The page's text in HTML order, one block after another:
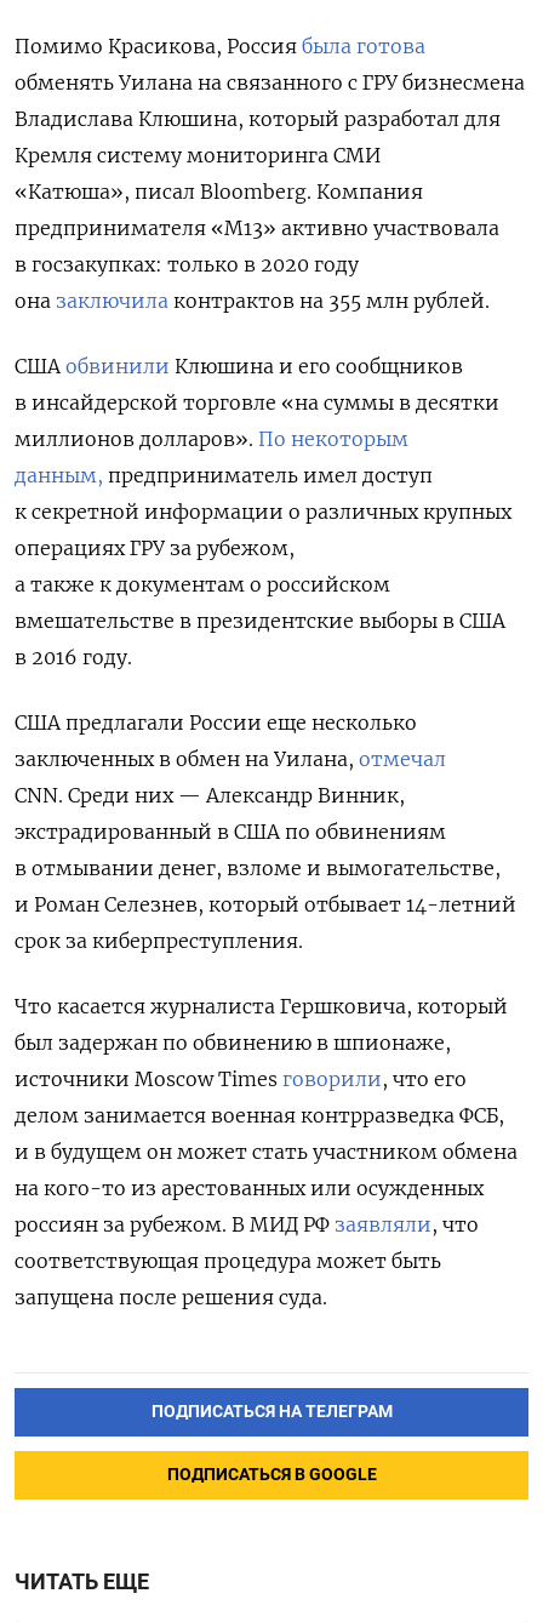
Помимо Красикова, Россия была готова
обменять Уилана на связанного с ГРУ бизнесмена
Владислава Клюшина, который разработал для
Кремля систему мониторинга СМИ
«Катюша», писал Bloomberg. Компания
предпринимателя «М13» активно участвовала
в госзакупках: только в 2020 году
она заключила контрактов на 355 млн рублей.
США обвинили Клюшина и его сообщников
в инсайдерской торговле «на суммы в десятки
миллионов долларов». По некоторым
данным, предприниматель имел доступ
к секретной информации о различных крупных
операциях ГРУ за рубежом,
а также к документам о российском
вмешательстве в президентские выборы в США
в 2016 году.
США предлагали России еще несколько
заключенных в обмен на Уилана, отмечал
CNN. Среди них — Александр Винник,
экстрадированный в США по обвинениям
в отмывании денег, взломе и вымогательстве,
и Роман Селезнев, который отбывает 14-летний
срок за киберпреступления.
Что касается журналиста Гершковича, который
был задержан по обвинению в шпионаже,
источники Moscow Times говорили, что его
делом занимается военная контрразведка ФСБ,
и в будущем он может стать участником обмена
на кого-то из арестованных или осужденных
россиян за рубежом. В МИД РФ заявляли, что
соответствующая процедура может быть
запущена после решения суда.
ПОДПИСАТЬСЯ НА ТЕЛЕГРАМ
ПОДПИСАТЬСЯ В GOOGLE
ЧИТАТЬ ЕЩЕ